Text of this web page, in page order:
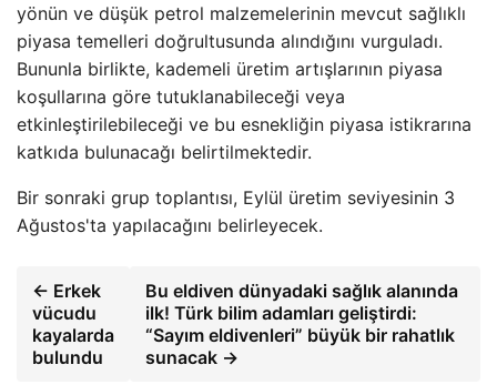
yönün ve düşük petrol malzemelerinin mevcut sağlıklı
piyasa temelleri doğrultusunda alındığını vurguladı.
Bununla birlikte, kademeli üretim artışlarının piyasa
koşullarına göre tutuklanabileceği veya
etkinleştirilebileceği ve bu esnekliğin piyasa istikrarına
katkıda bulunacağı belirtilmektedir.
Bir sonraki grup toplantısı, Eylül üretim seviyesinin 3
Ağustos'ta yapılacağını belirleyecek.
← Erkek
vücudu
kayalarda
bulundu
Bu eldiven dünyadaki sağlık alanında
ilk! Türk bilim adamları geliştirdi:
“Sayım eldivenleri” büyük bir rahatlık
sunacak →